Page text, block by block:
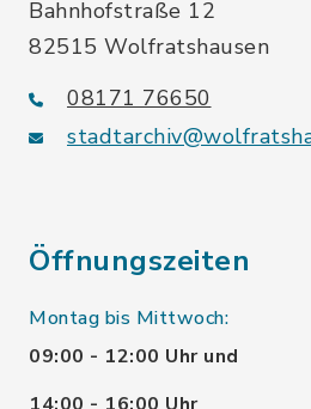
Bahnhofstraße 12
82515 Wolfratshausen
08171 76650
Öffnungszeiten
Montag bis Mittwoch:
09:00 - 12:00 Uhr und